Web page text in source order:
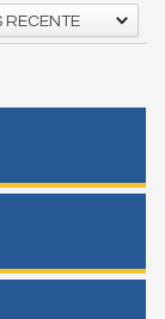
RECENTE